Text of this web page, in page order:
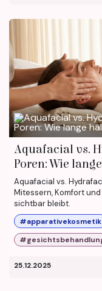
Aquafacial vs.
Poren: Wie
Aquafacial vs.
Mitessern, Komfort
sichtbar bleibt.
#apparativekosmetik
25.12.2025